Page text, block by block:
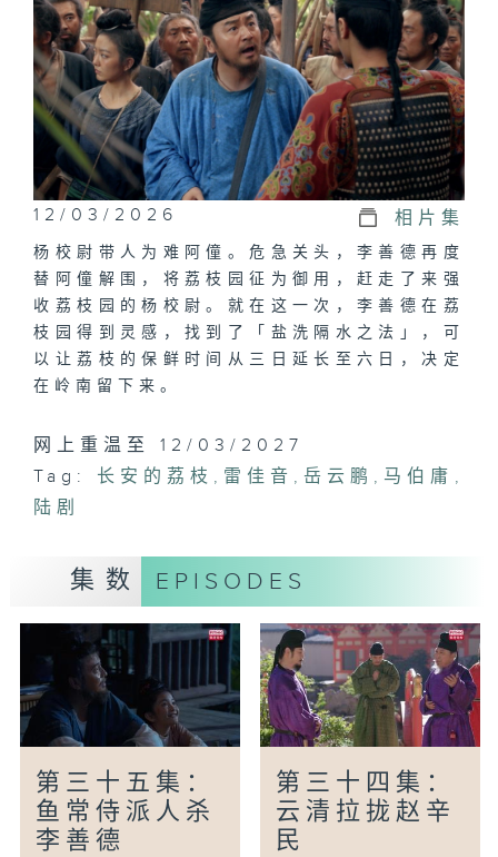
12/03/2026 相片集
杨校尉带人为难阿僮。危急关头，李善德再度
替阿僮解围，将荔枝园征为御用，赶走了来强
收荔枝园的杨校尉。就在这一次，李善德在荔
枝园得到灵感，找到了「盐洗隔水之法」，可
以让荔枝的保鲜时间从三日延长至六日，决定
在岭南留下来。
网上重温至 12/03/2027
Tag:
长安的荔枝 , 雷佳音 ,岳云鹏 , 马伯庸 ,
陆剧
集数 EPISODES
第三十五集：
鱼常侍派人杀
李善德
第三十四集：
云清拉拢赵辛
民